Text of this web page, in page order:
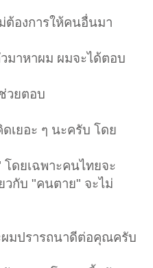
ต้องการให้คนอื่นมา
มาหาผม ผมจะได้ตอบ
วยตอบ
เยอะ ๆ นะครับ โดย
โดยเฉพาะคนไทยจะ
วกับ "คนตาย" จะไม่
มปรารถนาดีต่อคุณครับ